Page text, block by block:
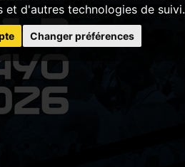
et d'autres technologies de suivi.
Changer préférences